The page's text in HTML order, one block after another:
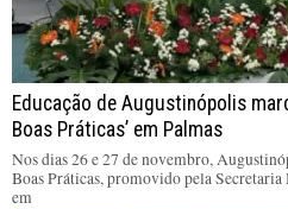
Educação de Augustinópolis
Boas Práticas’ em Palmas
Nos dias 26 e 27 de novembro,
Boas Práticas, promovido pela
em